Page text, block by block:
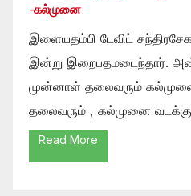
-கல்முனை
இளையதம்பி டேவிட்
இன்று இறைபதமடைந்தார்.
முன்னாள் தலைவரும்
தலைவரும் , கல்முனை
Read More